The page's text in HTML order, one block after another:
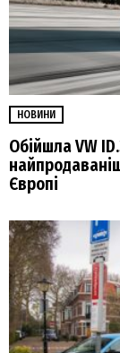
НОВИНИ
Обійшла VW
Європі